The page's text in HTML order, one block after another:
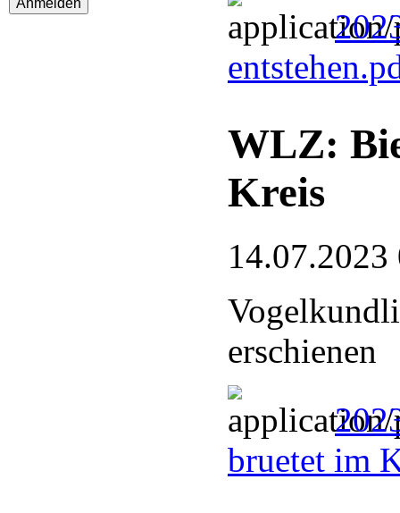
WLZ:
Kreis
14.07.2023
erschienen
bruetet im